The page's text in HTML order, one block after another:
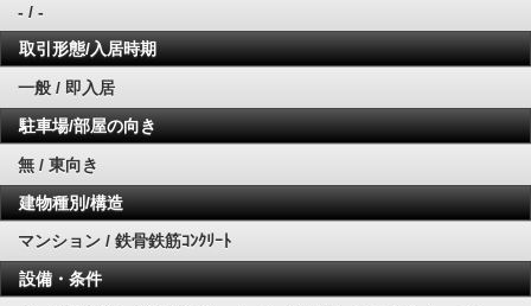
- / -
取引形態/入居時期
一般 / 即入居
駐車場/部屋の向き
無 / 東向き
建物種別/構造
マンション / 鉄骨鉄筋ｺﾝｸﾘｰﾄ
設備・条件